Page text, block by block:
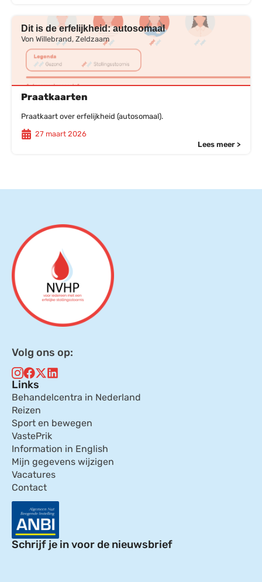
Dit is de erfelijkheid: autosomaal
Von Willebrand, Zeldzaam
Praatkaarten
Praatkaart over erfelijkheid (autosomaal).
27 maart 2026
Lees meer >
Volg ons op:
Links
Behandelcentra in Nederland
Reizen
Sport en bewegen
VastePrik
Information in English
Mijn gegevens wijzigen
Vacatures
Contact
Schrijf je in voor de nieuwsbrief